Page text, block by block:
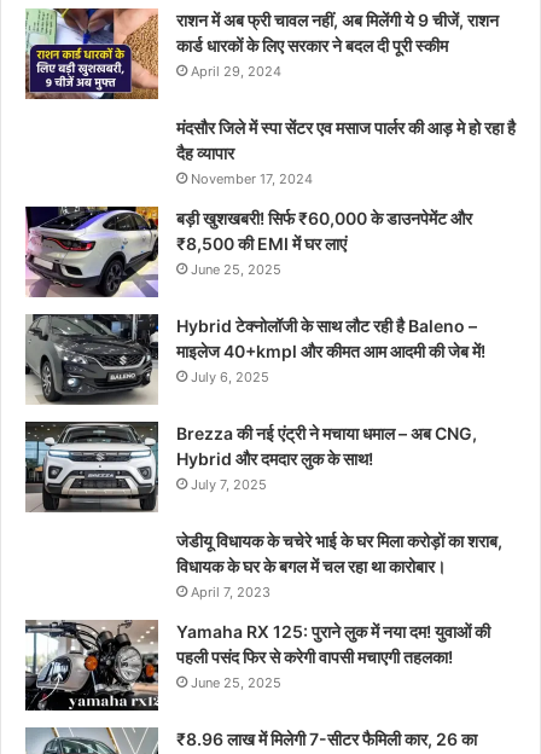
राशन में अब फ्री चावल नहीं, अब मिलेंगी ये 9 चीजें, राशन
कार्ड धारकों के लिए सरकार ने बदल दी पूरी स्कीम
April 29, 2024
मंदसौर जिले में स्पा सेंटर एव मसाज पार्लर की आड़ मे हो रहा है
दैह व्यापार
November 17, 2024
बड़ी खुशखबरी! सिर्फ ₹60,000 के डाउनपेमेंट और
₹8,500 की EMI में घर लाएं
June 25, 2025
Hybrid टेक्नोलॉजी के साथ लौट रही है Baleno –
माइलेज 40+kmpl और कीमत आम आदमी की जेब में!
July 6, 2025
Brezza की नई एंट्री ने मचाया धमाल – अब CNG,
Hybrid और दमदार लुक के साथ!
July 7, 2025
जेडीयू विधायक के चचेरे भाई के घर मिला करोड़ों का शराब,
विधायक के घर के बगल में चल रहा था कारोबार।
April 7, 2023
Yamaha RX 125: पुराने लुक में नया दम! युवाओं की
पहली पसंद फिर से करेगी वापसी मचाएगी तहलका!
June 25, 2025
₹8.96 लाख में मिलेगी 7-सीटर फैमिली कार, 26 का